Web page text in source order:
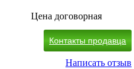
Цена договорная
Контакты продавца
Написать отзыв